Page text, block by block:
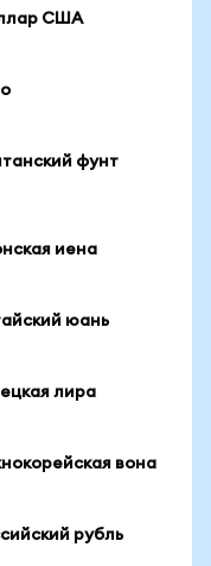
США
фунт
иена
юань
лира
вона
рубль